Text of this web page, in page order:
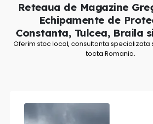
Reteaua de Magazine
Echipamente de
Constanta, Tulcea, Braila
Oferim stoc local, consultanta specializata
toata Romania.
Magazin